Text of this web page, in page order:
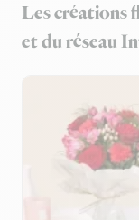
Les créations
et du réseau